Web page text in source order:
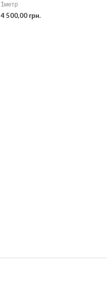
1метр
4 500,00 грн.